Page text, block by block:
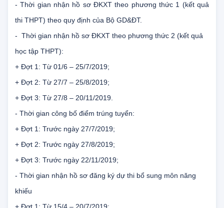
dự thi và thi môn năng khiếu
- Thời gian nhận hồ sơ ĐKXT theo phương thức 1 (kết quả
thi THPT) theo quy định của Bộ GD&ĐT.
Thời gian nhận hồ sơ ĐKXT theo phương thức 2 (kết quả
học tập THPT):
+ Đợt 1: Từ 01/6 – 25/7/2019;
+ Đợt 2: Từ 27/7 – 25/8/2019;
+ Đợt 3: Từ 27/8 – 20/11/2019.
- Thời gian công bố điểm trúng tuyển:
+ Đợt 1: Trước ngày 27/7/2019;
+ Đợt 2: Trước ngày 27/8/2019;
+ Đợt 3: Trước ngày 22/11/2019;